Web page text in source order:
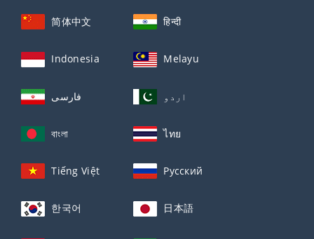
简体中文 हिन्दी
Indonesia Melayu
فارسی اردو
বাংলা ไทย
Tiếng Việt Русский
한국어 日本語